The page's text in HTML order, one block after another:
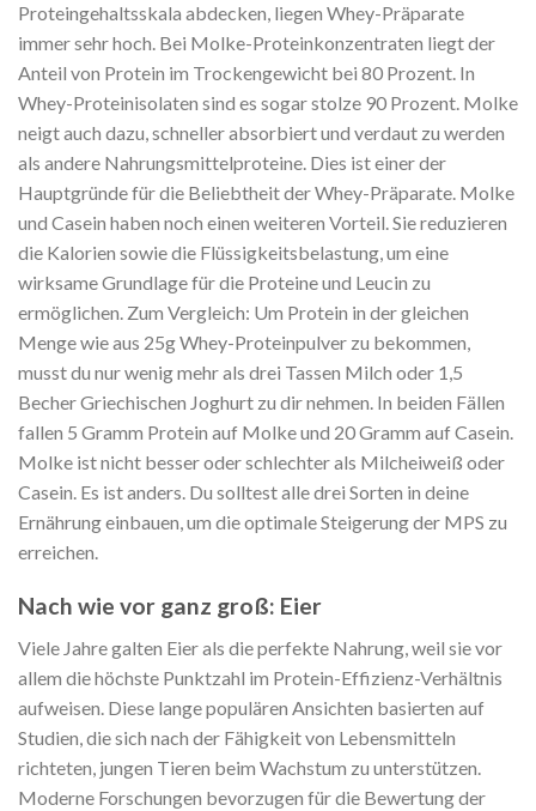
Proteingehaltsskala abdecken, liegen Whey-Präparate
immer sehr hoch. Bei Molke-Proteinkonzentraten liegt der
Anteil von Protein im Trockengewicht bei 80 Prozent. In
Whey-Proteinisolaten sind es sogar stolze 90 Prozent. Molke
neigt auch dazu, schneller absorbiert und verdaut zu werden
als andere Nahrungsmittelproteine. Dies ist einer der
Hauptgründe für die Beliebtheit der Whey-Präparate. Molke
und Casein haben noch einen weiteren Vorteil. Sie reduzieren
die Kalorien sowie die Flüssigkeitsbelastung, um eine
wirksame Grundlage für die Proteine und Leucin zu
ermöglichen. Zum Vergleich: Um Protein in der gleichen
Menge wie aus 25g Whey-Proteinpulver zu bekommen,
musst du nur wenig mehr als drei Tassen Milch oder 1,5
Becher Griechischen Joghurt zu dir nehmen. In beiden Fällen
fallen 5 Gramm Protein auf Molke und 20 Gramm auf Casein.
Molke ist nicht besser oder schlechter als Milcheiweiß oder
Casein. Es ist anders. Du solltest alle drei Sorten in deine
Ernährung einbauen, um die optimale Steigerung der MPS zu
erreichen.
Nach wie vor ganz groß: Eier
Viele Jahre galten Eier als die perfekte Nahrung, weil sie vor
allem die höchste Punktzahl im Protein-Effizienz-Verhältnis
aufweisen. Diese lange populären Ansichten basierten auf
Studien, die sich nach der Fähigkeit von Lebensmitteln
richteten, jungen Tieren beim Wachstum zu unterstützen.
Moderne Forschungen bevorzugen für die Bewertung der